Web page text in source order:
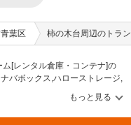
葉区 柿の木台周辺のトラ
[レンタル倉庫・コンテナ]の
バボックス,ハローストレージ,
ム」等のブランドが掲載され
[賃料]・セキュリティ・空調完
！豊富な物件数から様々な方